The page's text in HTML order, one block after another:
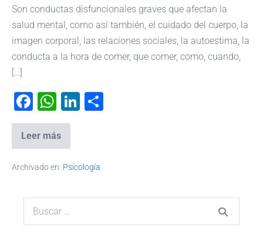
Son conductas disfuncionales graves que afectan la
salud mental, como así también, el cuidado del cuerpo, la
imagen corporal, las relaciones sociales, la autoestima, la
conducta a la hora de comer, que comer, como, cuando,
[…]
F
a
c
b
o
o
k
W
h
at
A
p
p
Li
e
dI
n tir
Leer más
Archivado en: Psicología